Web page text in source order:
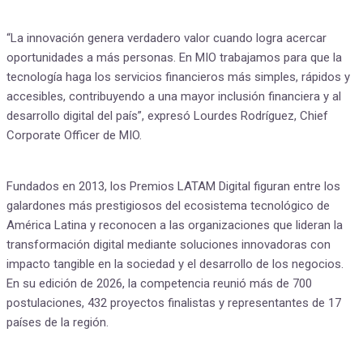
“La innovación genera verdadero valor cuando logra acercar
oportunidades a más personas. En MIO trabajamos para que la
tecnología haga los servicios financieros más simples, rápidos y
accesibles, contribuyendo a una mayor inclusión financiera y al
desarrollo digital del país”, expresó Lourdes Rodríguez, Chief
Corporate Officer de MIO.
Fundados en 2013, los Premios LATAM Digital figuran entre los
galardones más prestigiosos del ecosistema tecnológico de
América Latina y reconocen a las organizaciones que lideran la
transformación digital mediante soluciones innovadoras con
impacto tangible en la sociedad y el desarrollo de los negocios.
En su edición de 2026, la competencia reunió más de 700
postulaciones, 432 proyectos finalistas y representantes de 17
países de la región.